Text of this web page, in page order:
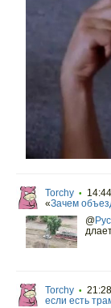
Torchy •
«Зачем
@
Torchy •
если есть